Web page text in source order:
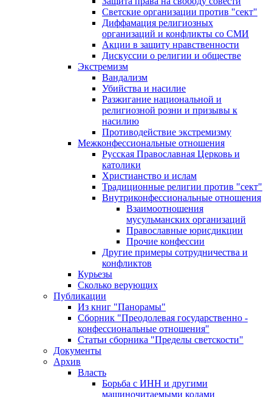
Светские организации против "сект"
Диффамация религиозных
организаций и конфликты со СМИ
Акции в защиту нравственности
Дискуссии о религии и обществе
Экстремизм
Вандализм
Убийства и насилие
Разжигание национальной и
религиозной розни и призывы к
насилию
Противодействие экстремизму
Межконфессиональные отношения
Русская Православная Церковь и
католики
Христианство и ислам
Традиционные религии против "сект"
Внутриконфессиональные отношения
Взаимоотношения
мусульманских организаций
Православные юрисдикции
Прочие конфессии
Другие примеры сотрудничества и
конфликтов
Курьезы
Сколько верующих
Публикации
Из книг "Панорамы"
Сборник "Преодолевая государственно -
конфессиональные отношения"
Статьи сборника "Пределы светскости"
Документы
Архив
Власть
Борьба с ИНН и другими
машиночитаемыми кодами